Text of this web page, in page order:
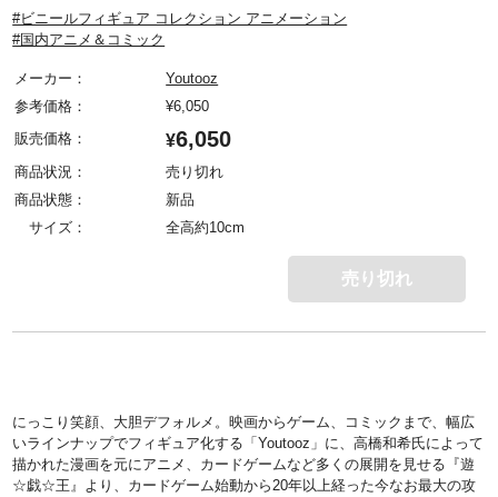
#ビニールフィギュア コレクション アニメーション
#国内アニメ＆コミック
メーカー：
Youtooz
参考価格：
¥6,050
販売価格：
¥6,050
商品状況：
売り切れ
商品状態：
新品
サイズ：
全高約10cm
売り切れ
にっこり笑顔、大胆デフォルメ。映画からゲーム、コミックまで、幅広
いラインナップでフィギュア化する「Youtooz」に、高橋和希氏によって
描かれた漫画を元にアニメ、カードゲームなど多くの展開を見せる『遊
☆戯☆王』より、カードゲーム始動から20年以上経った今なお最大の攻